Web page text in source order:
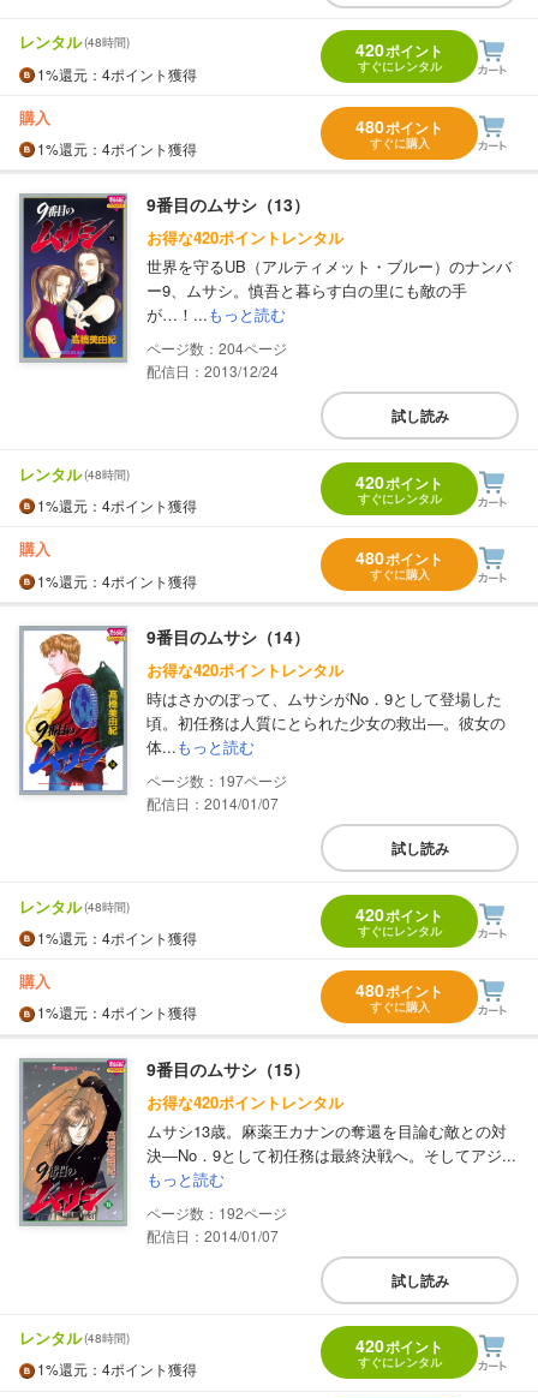
レンタル(48時間)
1%還元 ：4ポイント獲得
420ポイント
すぐにレンタル
購入
1%還元 ：4ポイント獲得
480ポイント
すぐに購入
9番目のムサシ（13）
お得な420ポイントレンタル
世界を守るUB（アルティメット・ブルー）のナンバ
ー9、ムサシ。慎吾と暮らす白の里にも敵の手
が…！...もっと読む
204
配信日：2013/12/24
試し読み
レンタル(48時間)
1%還元 ：4ポイント獲得
420ポイント
すぐにレンタル
購入
1%還元 ：4ポイント獲得
480ポイント
すぐに購入
9番目のムサシ（14）
お得な420ポイントレンタル
時はさかのぼって、ムサシがNo．9として登場した
頃。初任務は人質にとられた少女の救出―。彼女の
体...もっと読む
197
配信日：2014/01/07
試し読み
レンタル(48時間)
1%還元 ：4ポイント獲得
420ポイント
すぐにレンタル
購入
1%還元 ：4ポイント獲得
480ポイント
すぐに購入
9番目のムサシ（15）
お得な420ポイントレンタル
ムサシ13歳。麻薬王カナンの奪還を目論む敵との対
決―No．9として初任務は最終決戦へ。そしてアジ...
もっと読む
192
配信日：2014/01/07
試し読み
レンタル(48時間)
1%還元 ：4ポイント獲得
420ポイント
すぐにレンタル